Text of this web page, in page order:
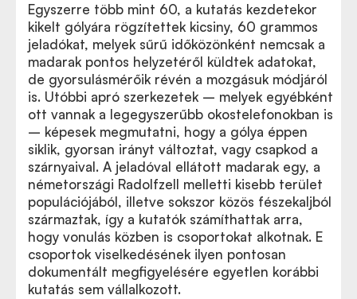
Egyszerre több mint 60, a kutatás kezdetekor
kikelt gólyára rögzítettek kicsiny, 60 grammos
jeladókat, melyek sűrű időközönként nemcsak a
madarak pontos helyzetéről küldtek adatokat,
de gyorsulásmérőik révén a mozgásuk módjáról
is. Utóbbi apró szerkezetek – melyek egyébként
ott vannak a legegyszerűbb okostelefonokban is
– képesek megmutatni, hogy a gólya éppen
siklik, gyorsan irányt változtat, vagy csapkod a
szárnyaival. A jeladóval ellátott madarak egy, a
németországi Radolfzell melletti kisebb terület
populációjából, illetve sokszor közös fészekaljból
származtak, így a kutatók számíthattak arra,
hogy vonulás közben is csoportokat alkotnak. E
csoportok viselkedésének ilyen pontosan
dokumentált megfigyelésére egyetlen korábbi
kutatás sem vállalkozott.